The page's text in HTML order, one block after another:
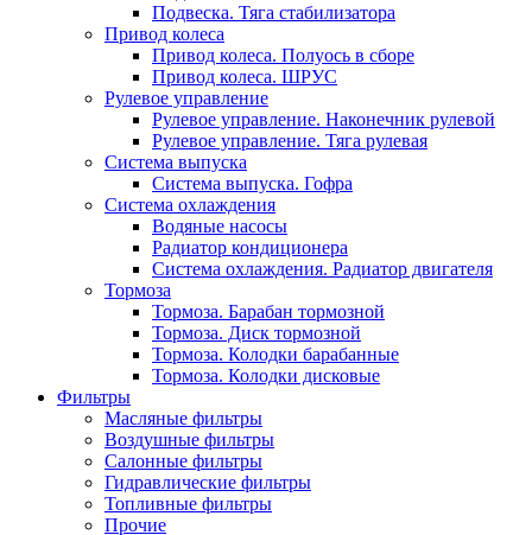
Подвеска. Тяга стабилизатора
Привод колеса
Привод колеса. Полуось в сборе
Привод колеса. ШРУС
Рулевое управление
Рулевое управление. Наконечник рулевой
Рулевое управление. Тяга рулевая
Система выпуска
Система выпуска. Гофра
Система охлаждения
Водяные насосы
Радиатор кондиционера
Система охлаждения. Радиатор двигателя
Тормоза
Тормоза. Барабан тормозной
Тормоза. Диск тормозной
Тормоза. Колодки барабанные
Тормоза. Колодки дисковые
Фильтры
Масляные фильтры
Воздушные фильтры
Салонные фильтры
Гидравлические фильтры
Топливные фильтры
Прочие